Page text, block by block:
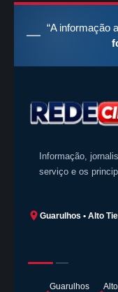
“A informação
Informação,
serviço e os
Guarulhos • Alto
Guarulhos